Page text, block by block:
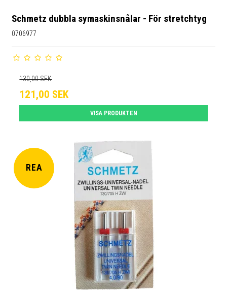
Schmetz dubbla symaskinsnålar - För stretchtyg
0706977
130,00 SEK
121,00 SEK
VISA PRODUKTEN
REA